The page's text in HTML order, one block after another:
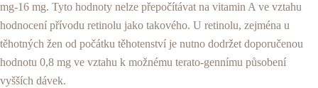
mg-16 mg. Tyto hodnoty nelze pře­počítávat na vitamin A ve vztahu
hodnocení přívodu retinolu jako takového. U retinolu, zejména u
těhotných žen od počátku těhotenství je nutno dodržet doporu­čenou
hodnotu 0,8 mg ve vztahu k možnému terato-gennímu působení
vyšších dávek.